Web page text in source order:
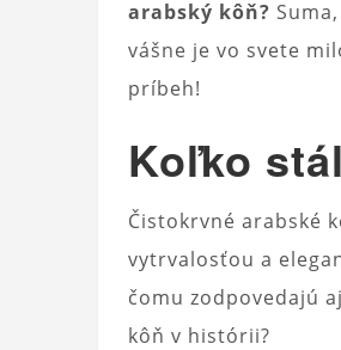
arabský kôň?
vášne je vo svete
príbeh!
Koľko
Čistokrvné arabské
vytrvalosťou a
čomu zodpovedajú
kôň v histórii?